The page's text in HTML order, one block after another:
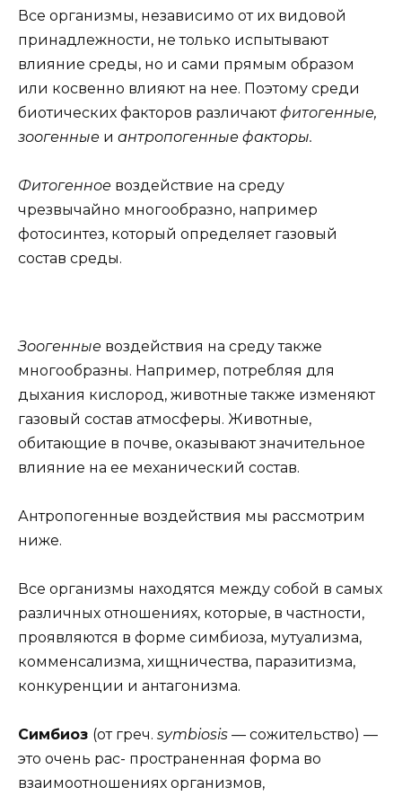
Все организмы, независимо от их видовой
принадлежности, не только испытывают
влияние среды, но и сами прямым образом
или косвенно влияют на нее. Поэтому среди
биотических факторов различаютфитогенные,
зоогенные и антропогенные факторы.
Фитогенное воздействие на среду
чрезвычайно многообразно, например
фотосинтез, который определяет газовый
состав среды.
Зоогенные воздействия на среду также
многообразны. Например, потребляя для
дыхания кислород, животные также изменяют
газовый состав атмосферы. Животные,
обитающие в почве, оказывают значительное
влияние на ее механический состав.
Антропогенные воздействия мы рассмотрим
ниже.
Все организмы находятся между собой в самых
различных отношениях, которые, в частности,
проявляются в форме симбиоза, мутуализма,
комменсализма, хищничества, паразитизма,
конкуренции и антагонизма.
Симбиоз (от греч. symbiosis — сожительство) —
это очень рас- пространенная форма во
взаимоотношениях организмов,